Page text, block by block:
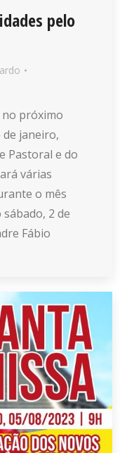
pelo
no próximo
de janeiro,
Pastoral e do
várias
o mês
2 de
Fábio